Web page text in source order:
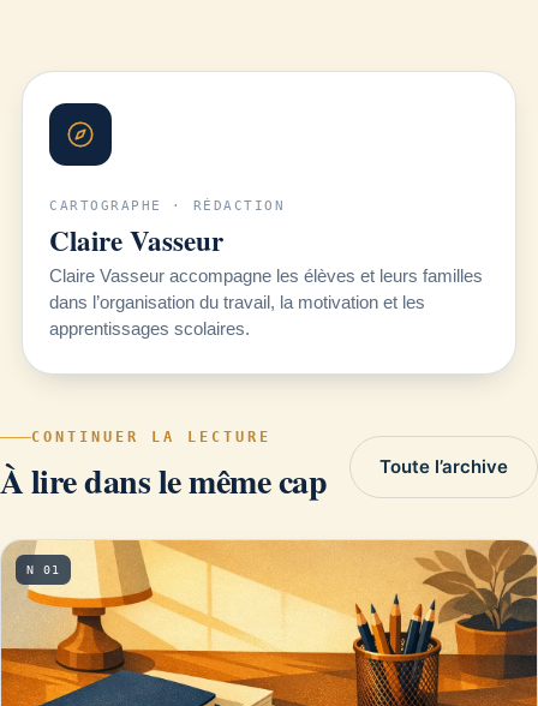
CARTOGRAPHE · RÉDACTION
Claire Vasseur
Claire Vasseur accompagne les élèves et leurs familles
dans l’organisation du travail, la motivation et les
apprentissages scolaires.
CONTINUER LA LECTURE
À lire dans le même cap Toute l’archive
N 01